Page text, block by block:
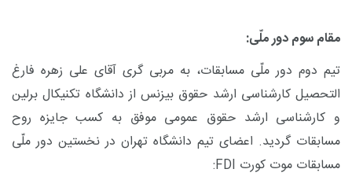
مقام سوم دور ملّی:
تیم دوم دور ملّی مسابقات، به مربی گری آقای علی زهره فارغ
التحصیل کارشناسی ارشد حقوق بیزنس از دانشگاه تکنیکال برلین
و کارشناسی ارشد حقوق عمومی موفق به کسب جایزه روح
مسابقات گردید. اعضای تیم دانشگاه تهران در نخستین دور ملّی
مسابقات موت کورت FDI
: